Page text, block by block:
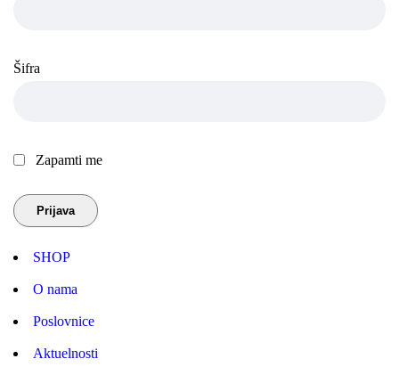
Šifra
Zapamti me
SHOP
O nama
Poslovnice
Aktuelnosti